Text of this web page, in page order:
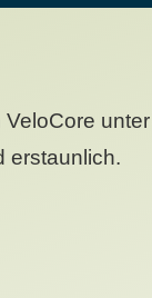
erstaunlich.